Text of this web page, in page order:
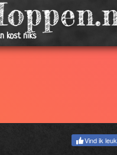
kost niks
Vind ik leuk